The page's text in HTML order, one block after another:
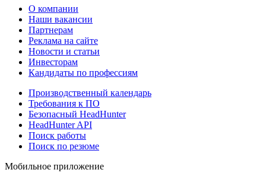
О компании
Наши вакансии
Партнерам
Реклама на сайте
Новости и статьи
Инвесторам
Кандидаты по профессиям
Производственный календарь
Требования к ПО
Безопасный HeadHunter
HeadHunter API
Поиск работы
Поиск по резюме
Мобильное приложение